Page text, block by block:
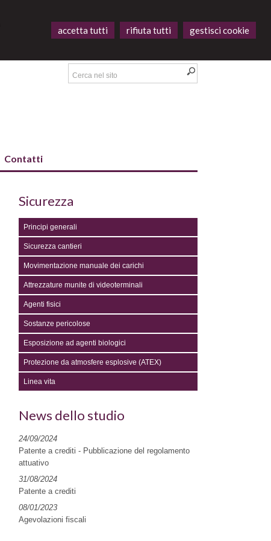
accetta tutti rifiuta tutti gestisci cookie
Contatti
Sicurezza
Principi generali
Sicurezza cantieri
Movimentazione manuale dei carichi
Attrezzature munite di videoterminali
Agenti fisici
Sostanze pericolose
Esposizione ad agenti biologici
Protezione da atmosfere esplosive (ATEX)
Linea vita
News dello studio
24/09/2024
Patente a crediti - Pubblicazione del regolamento
attuativo
31/08/2024
Patente a crediti
08/01/2023
Agevolazioni fiscali